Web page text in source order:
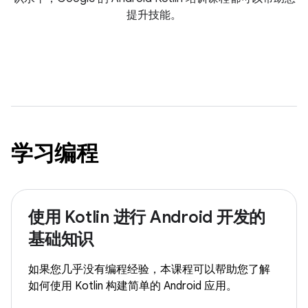
提升技能。
学习编程
使用 Kotlin 进行 Android 开发的
基础知识
如果您几乎没有编程经验，本课程可以帮助您了解
如何使用 Kotlin 构建简单的 Android 应用。